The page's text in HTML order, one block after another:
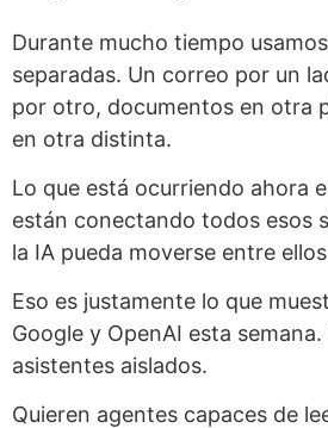
Durante mucho tiempo
separadas. Un correo por un
por otro, documentos en otra
en otra distinta.
Lo que está ocurriendo ahora
están conectando todos esos
la IA pueda moverse entre
Eso es justamente lo que
Google y OpenAI esta
asistentes aislados.
Quieren agentes capaces de